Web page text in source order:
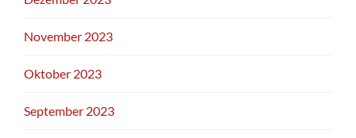
November 2023
Oktober 2023
September 2023